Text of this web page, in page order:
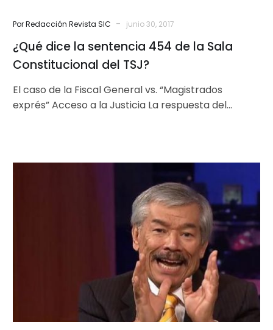
Por Redacción Revista SIC - junio 30, 2017
¿Qué dice la sentencia 454 de la Sala
Constitucional del TSJ?
El caso de la Fiscal General vs. “Magistrados
exprés” Acceso a la Justicia La respuesta del
Elechiguerra:
“La
soberanía
es
intransferible”